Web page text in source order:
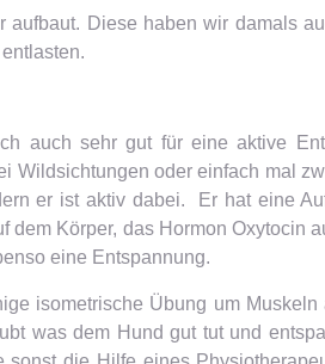
Diese haben wir damals
auch sehr gut für eine aktive
Wildsichtungen oder einfach mal
er ist aktiv dabei. Er hat eine
Körper, das Hormon Oxytocin
eine Entspannung.
isometrische Übung um Muskeln
was dem Hund gut tut und